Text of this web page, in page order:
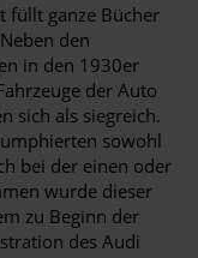
füllt ganze Bücher
den
in den 1930er
der Auto
sich als siegreich.
sowohl
bei der einen oder
wurde dieser
zu Beginn der
des Audi